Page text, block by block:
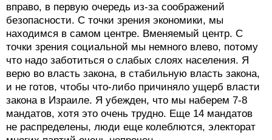
вправо, в первую очередь из-за соображений
безопасности. С точки зрения экономики, мы
находимся в самом центре. Вменяемый центр. С
точки зрения социальной мы немного влево, потому
что надо заботиться о слабых слоях населения. Я
верю во власть закона, в стабильную власть закона,
и не готов, чтобы что-либо причиняло ущерб власти
закона в Израиле. Я убежден, что мы наберем 7-8
мандатов, хотя это очень трудно. Еще 14 мандатов
не распределены, люди еще колеблются, электорат